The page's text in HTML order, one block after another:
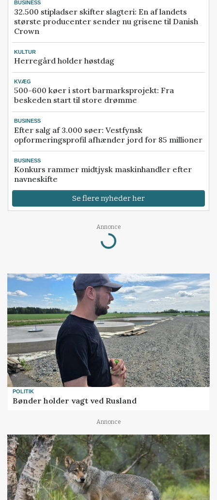
BUSINESS
32.500 stipladser skifter slagteri: En af landets
største producenter sender nu grisene til Danish
Crown
KULTUR
Herregård holder høstdag
KVÆG
500-600 køer i stort barmarksprojekt: Fra
beskeden start til store drømme
BUSINESS
Efter salg af 3.000 søer: Vestfynsk
opformeringsprofil afhænder jord for 85 millioner
BUSINESS
Konkurs rammer midtjysk maskinhandler efter
navneskifte
Se flere nyheder her
Annonce
Loading...
POLITIK
Bønder holder vagt ved Rusland
Annonce